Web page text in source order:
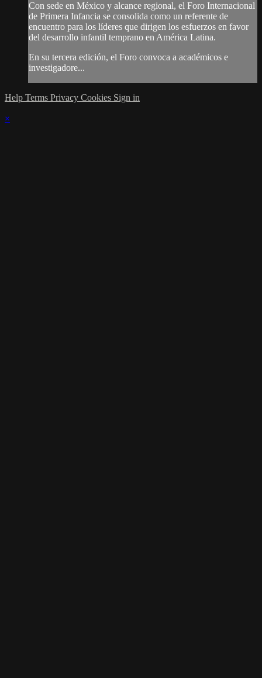
Con sede en México y alcance regional, el Foro Internacional
de Primera Infancia se consolida como un referente de
encuentro para los líderes que dirigen los esfuerzos en favor
del desarrollo infantil temprano en América Latina.
En su tercera edición, el Foro convoca a académicos e
investigadore...
Help Terms Privacy Cookies Sign in
×